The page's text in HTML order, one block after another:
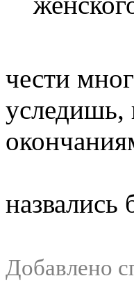
чести
уследишь,
Добавлено